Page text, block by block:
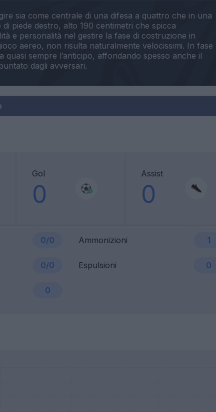
sia come centrale di una difesa a quattro che in una
di piede destro, alto 190 centimetri che spicca
e personalità nel gestire la fase di costruzione in
aereo, non risulta naturalmente velocissimi. In fase
quasi sempre l’anticipo, affondando spesso anche il
Gol
0
Assist
0
0/0 Ammonizioni 1
0/0 Espulsioni 0
0